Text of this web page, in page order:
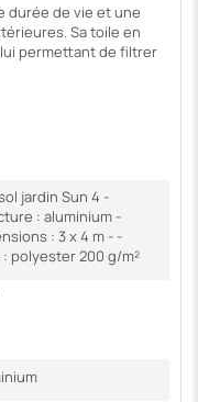
durée de vie et une
Sa toile en
permettant de filtrer
jardin Sun 4 -
: aluminium -
: 3 x 4 m - -
: polyester 200 g/m²